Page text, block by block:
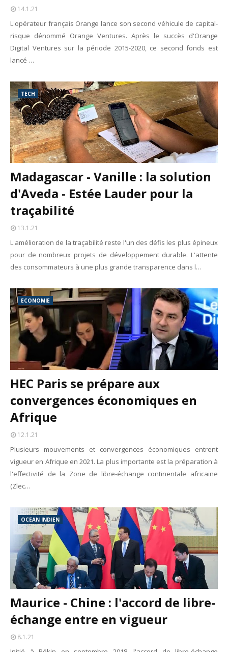
14.1.21
L'opérateur français Orange lance son second véhicule de capital-
risque dénommé Orange Ventures. Après le succès d'Orange
Digital Ventures sur la période 2015-2020, ce second fonds est
lancé …
TECH
Madagascar - Vanille : la solution
d'Aveda - Estée Lauder pour la
traçabilité
13.1.21
L'amélioration de la traçabilité reste l'un des défis les plus épineux
pour de nombreux projets de développement durable. L'attente
des consommateurs à une plus grande transparence dans l…
ECONOMIE
HEC Paris se prépare aux
convergences économiques en
Afrique
12.1.21
Plusieurs mouvements et convergences économiques entrent
vigueur en Afrique en 2021. La plus importante est la préparation à
l'effectivité de la Zone de libre-échange continentale africaine
(Zlec…
OCEAN INDIEN
Maurice - Chine : l'accord de libre-
échange entre en vigueur
8.1.21